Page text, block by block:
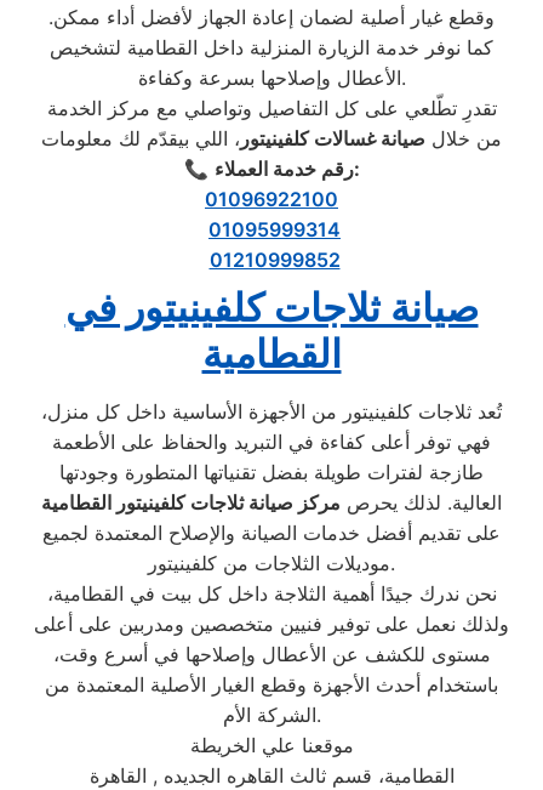
وقطع غيار أصلية لضمان إعادة الجهاز لأفضل أداء ممكن.
كما نوفر خدمة الزيارة المنزلية داخل القطامية لتشخيص
الأعطال وإصلاحها بسرعة وكفاءة.
تقدرِ تطّلعي على كل التفاصيل وتواصلي مع مركز الخدمة
من خلال صيانة غسالات كلفينيتور ، اللي بيقدّم لك معلومات
📞
رقم خدمة العملاء:
01096922100
01095999314
01210999852
صيانة ثلاجات كلفينيتور في
القطامية
تُعد ثلاجات كلفينيتور من الأجهزة الأساسية داخل كل منزل،
فهي توفر أعلى كفاءة في التبريد والحفاظ على الأطعمة
طازجة لفترات طويلة بفضل تقنياتها المتطورة وجودتها
العالية. لذلك يحرص مركز صيانة ثلاجات كلفينيتور القطامية
على تقديم أفضل خدمات الصيانة والإصلاح المعتمدة لجميع
موديلات الثلاجات من كلفينيتور.
نحن ندرك جيدًا أهمية الثلاجة داخل كل بيت في القطامية،
ولذلك نعمل على توفير فنيين متخصصين ومدربين على أعلى
مستوى للكشف عن الأعطال وإصلاحها في أسرع وقت،
باستخدام أحدث الأجهزة وقطع الغيار الأصلية المعتمدة من
الشركة الأم.
موقعنا علي الخريطة
القطامية، قسم ثالث القاهره الجديده , القاهرة